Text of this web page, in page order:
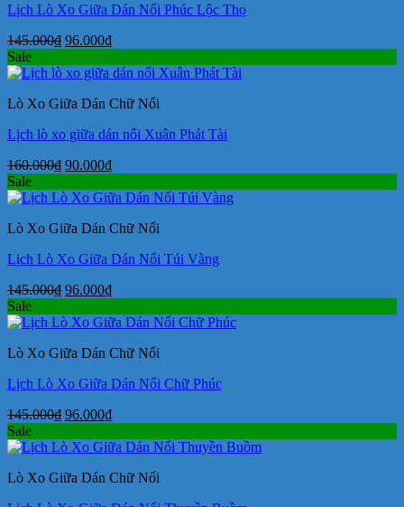
Lịch Lò Xo Giữa Dán Nổi Phúc Lộc Thọ
145.000₫ Giá
là:
96.000₫Giá
tại
96.000₫.
Sale
Lò Xo Giữa Dán Chữ Nổi
Lịch lò xo giữa dán nổi Xuân Phát Tài
160.000₫ Giá
là:
90.000₫Giá
tại
90.000₫.
Sale
Lò Xo Giữa Dán Chữ Nổi
Lịch Lò Xo Giữa Dán Nổi Túi Vàng
145.000₫ Giá
là:
96.000₫Giá
tại
96.000₫.
Sale
Lò Xo Giữa Dán Chữ Nổi
Lịch Lò Xo Giữa Dán Nổi Chữ Phúc
145.000₫ Giá
là:
96.000₫Giá
tại
96.000₫.
Sale
Lò Xo Giữa Dán Chữ Nổi